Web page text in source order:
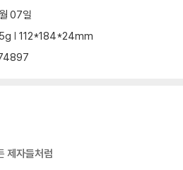
07일
| 112*184*24mm
제자들처럼